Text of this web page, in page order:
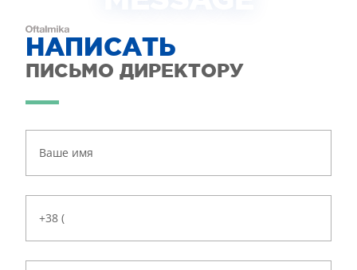
НАПИСАТЬ
ПИСЬМО ДИРЕКТОРУ